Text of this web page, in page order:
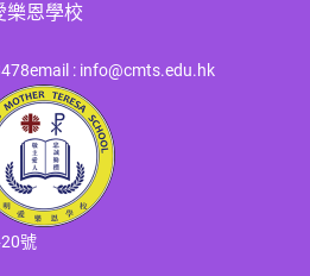
樂恩學校
email : info@cmts.edu.hk
號